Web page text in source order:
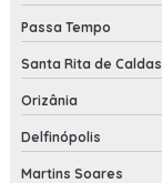
Passa Tempo
Santa Rita de Caldas
Orizânia
Delfinópolis
Martins Soares